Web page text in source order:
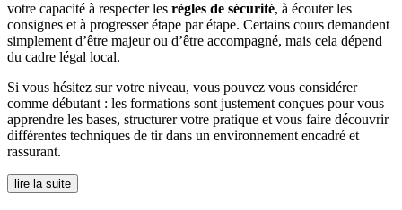
votre capacité à respecter les règles de sécurité, à écouter les
consignes et à progresser étape par étape. Certains cours demandent
simplement d’être majeur ou d’être accompagné, mais cela dépend
du cadre légal local.
Si vous hésitez sur votre niveau, vous pouvez vous considérer
comme débutant : les formations sont justement conçues pour vous
apprendre les bases, structurer votre pratique et vous faire découvrir
différentes techniques de tir dans un environnement encadré et
rassurant.
lire la suite